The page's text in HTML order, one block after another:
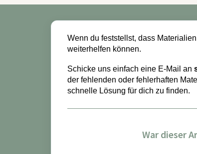
Wenn du feststellst, dass
weiterhelfen können.
Schicke uns einfach eine E-Mail an
der fehlenden oder fehlerhaften
schnelle Lösung für dich zu finden.
War dieser